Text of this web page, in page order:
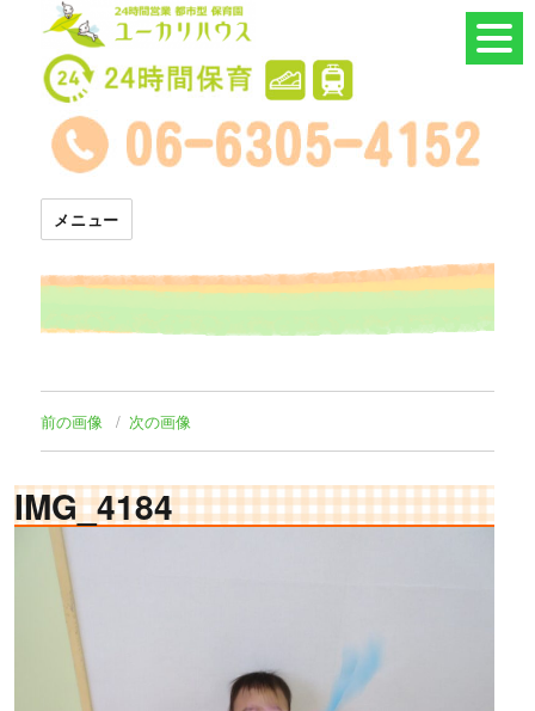
24時間託児所 ユーカリハウス
メニュー
前の画像 次の画像
IMG_4184